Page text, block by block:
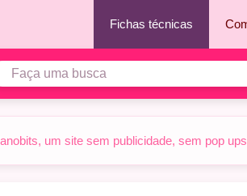
Fichas técnicas
um site sem publicidade, sem pop